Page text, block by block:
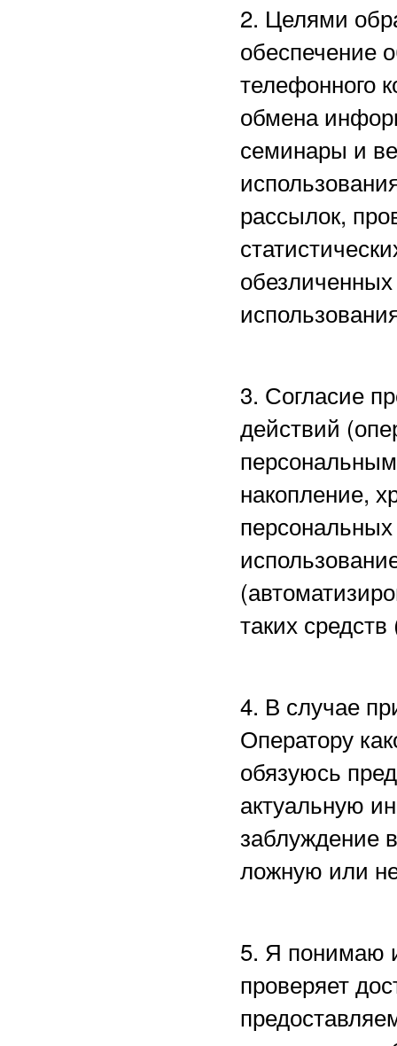
2. Целями
обеспечение
телефонного
обмена
семинары и
рассылок,
3. Согласие
действий
накопление,
таких
4. В случае
Оператору
обязуюсь
актуальную
заблуждение
ложную или
5. Я понимаю
проверяет